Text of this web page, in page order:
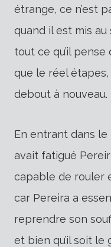
étrange, ce n’est
quand il est mis
tout ce qu’il
que le réel
debout à nouveau.
En entrant dans le
avait fatigué
capable de rouler
car Pereira a
reprendre son
et bien qu’il soit le